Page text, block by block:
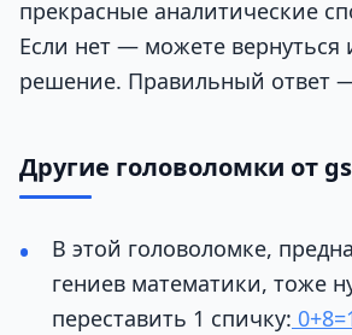
прекрасные аналитические
Если нет — можете вернуться
решение. Правильный ответ
Другие головоломки от
В этой головоломке,
гениев математики, тоже
переставить 1 спичку: